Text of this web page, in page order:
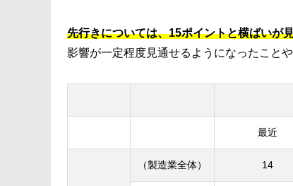
先行きについては、15ポイントと横ばいが
影響が一定程度見通せるようになったこと
最近
（製造業全体） 14